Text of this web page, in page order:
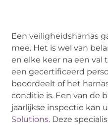
Een veiligheidsharnas
mee. Het is wel van
en elke keer na een
een gecertificeerd
beoordeelt of het
conditie is. Een van de
jaarlijkse inspectie kan
Solutions. Deze